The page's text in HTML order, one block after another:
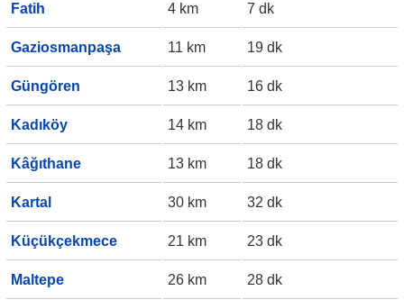
Fatih 4 km 7 dk
Gaziosmanpaşa 11 km 19 dk
Güngören 13 km 16 dk
Kadıköy 14 km 18 dk
Kâğıthane 13 km 18 dk
Kartal 30 km 32 dk
Küçükçekmece 21 km 23 dk
Maltepe 26 km 28 dk